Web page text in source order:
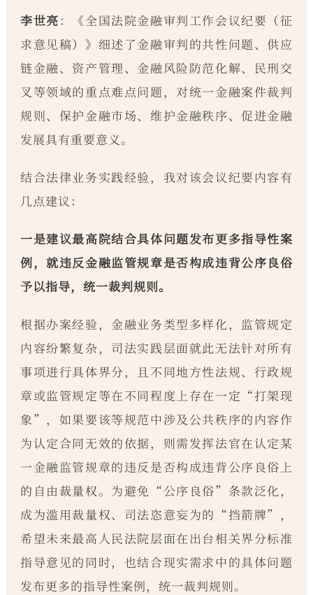
李世亮：《全国法院金融审判工作会议纪要（征
求意见稿）》细述了金融审判的共性问题、供应
链金融、资产管理、金融风险防范化解、民刑交
叉等领域的重点难点问题，对统一金融案件裁判
规则、保护金融市场、维护金融秩序、促进金融
发展具有重要意义。
结合法律业务实践经验，我对该会议纪要内容有
几点建议：
一是建议最高院结合具体问题发布更多指导性案
例，就违反金融监管规章是否构成违背公序良俗
予以指导，统一裁判规则。
根据办案经验，金融业务类型多样化，监管规定
内容纷繁复杂，司法实践层面就此无法针对所有
事项进行具体界分，且不同地方性法规、行政规
章或监管规定等在不同程度上存在一定“打架现
象”，如果要该等规范中涉及公共秩序的内容作
为认定合同无效的依据，则需发挥法官在认定某
一金融监管规章的违反是否构成违背公序良俗上
的自由裁量权。为避免“公序良俗”条款泛化，
成为滥用裁量权、司法恣意妄为的“挡箭牌”，
希望未来最高人民法院层面在出台相关界分标准
指导意见的同时，也结合现实需求中的具体问题
发布更多的指导性案例，统一裁判规则。